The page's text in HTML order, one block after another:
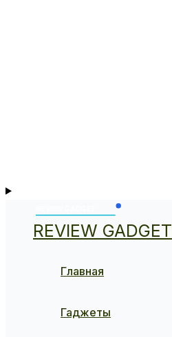
REVIEW GADGET
Главная
Гаджеты